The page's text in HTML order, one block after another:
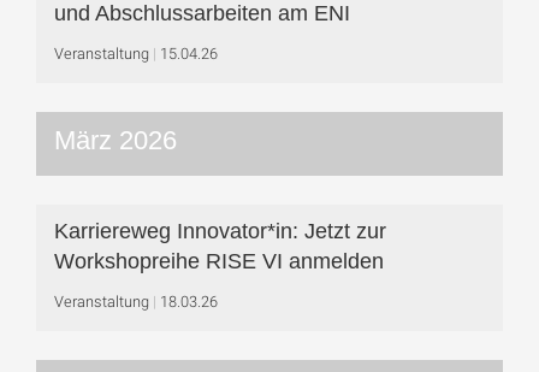
und Abschlussarbeiten am ENI
Veranstaltung 15.04.26
März 2026
Karriereweg Innovator*in: Jetzt zur
Workshop­reihe RISE VI anmelden
Veranstaltung 18.03.26